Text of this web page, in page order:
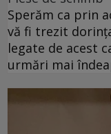
Sperăm ca prin
vă fi trezit
legate de acest
urmări mai